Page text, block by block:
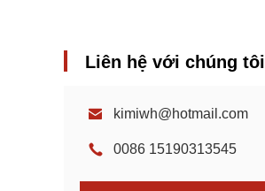
Liên hệ với chúng tôi
kimiwh@hotmail.com
0086 15190313545